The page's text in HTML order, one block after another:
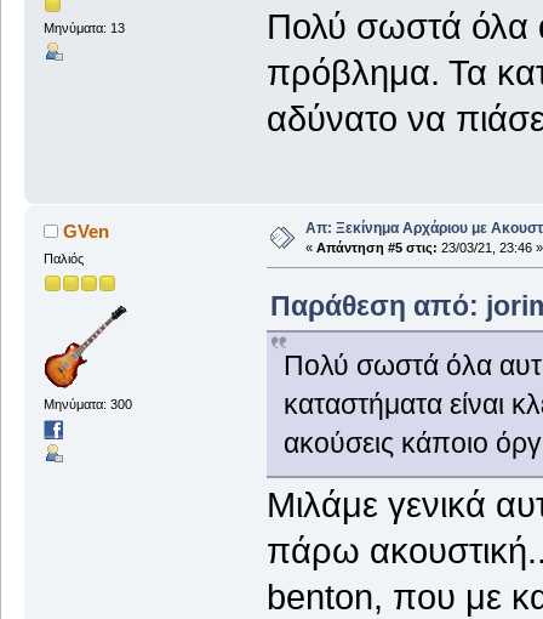
Μηνύματα: 13
Πολύ σωστά όλα
πρόβλημα. Τα
αδύνατο να
GVen
Παλιός
Μηνύματα: 300
Απ: Ξεκίνημα Αρχάριου με
« Απάντηση #5 στις: 23/03/21, 23:46 »
Παράθεση από:
Πολύ σωστά όλα
καταστήματα είναι
ακούσεις κάποιο
Μιλάμε γενικά
πάρω
benton, που με